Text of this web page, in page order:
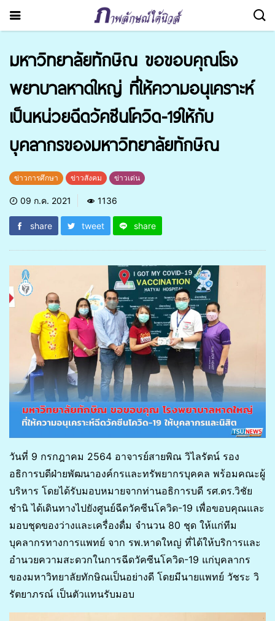
มหาวิทยาลัยทักษิณ ขอขอบคุณโรง
พยาบาลหาดใหญ่ ที่ให้ความอนุเคราะห์
เป็นหน่วยฉีดวัคซีนโควิด-19ให้กับ
บุคลากรของมหาวิทยาลัยทักษิณ
ข่าวการศึกษา ข่าวสังคม ข่าวเด่น
09 ก.ค. 2021 1136
share tweet share
วันที่ 9 กรกฎาคม 2564 อาจารย์สายพิณ วิไลรัตน์ รอง
อธิการบดีฝ่ายพัฒนาองค์กรและทรัพยากรบุคคล พร้อมคณะผู้
บริหาร โดยได้รับมอบหมายจากท่านอธิการบดี รศ.ดร.วิชัย
ชำนิ ได้เดินทางไปยังศูนย์ฉีดวัคซีนโควิด-19 เพื่อขอบคุณและ
มอบชุดของว่างและเครื่องดื่ม จำนวน 80 ชุด ให้แก่ทีม
บุคลากรทางการแพทย์ จาก รพ.หาดใหญ่ ที่ได้ให้บริการและ
อำนวยความสะดวกในการฉีดวัคซีนโควิด-19 แก่บุคลากร
ของมหาวิทยาลัยทักษิณเป็นอย่างดี โดยมีนายแพทย์ วัชระ วิ
รัตยาภรณ์ เป็นตัวแทนรับมอบ